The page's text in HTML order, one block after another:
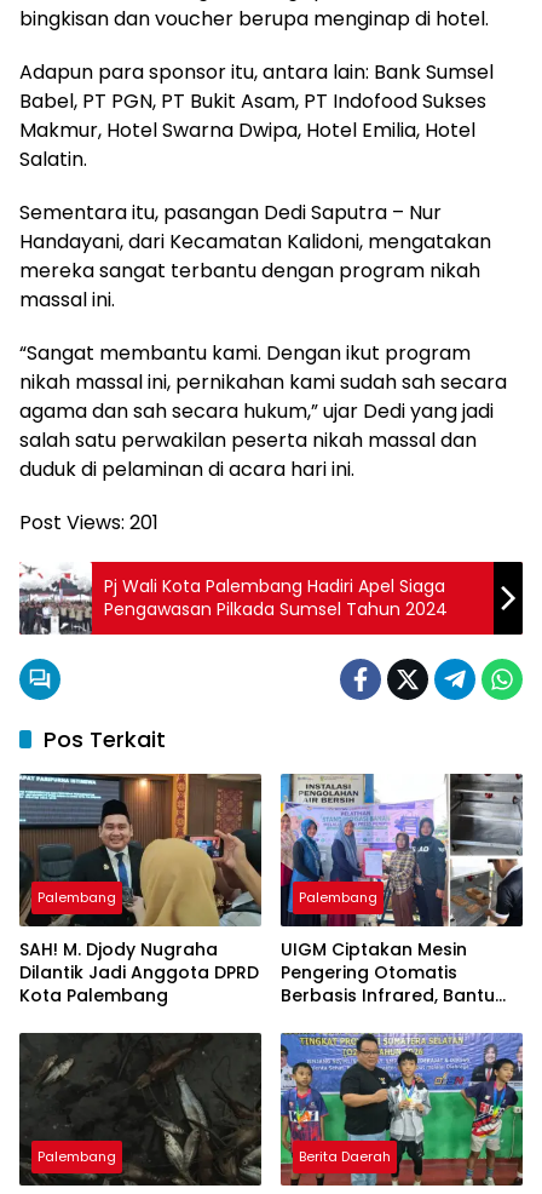
bingkisan dan voucher berupa menginap di hotel.
Adapun para sponsor itu, antara lain: Bank Sumsel
Babel, PT PGN, PT Bukit Asam, PT Indofood Sukses
Makmur, Hotel Swarna Dwipa, Hotel Emilia, Hotel
Salatin.
Sementara itu, pasangan Dedi Saputra – Nur
Handayani, dari Kecamatan Kalidoni, mengatakan
mereka sangat terbantu dengan program nikah
massal ini.
“Sangat membantu kami. Dengan ikut program
nikah massal ini, pernikahan kami sudah sah secara
agama dan sah secara hukum,” ujar Dedi yang jadi
salah satu perwakilan peserta nikah massal dan
duduk di pelaminan di acara hari ini.
Post Views: 201
Pj Wali Kota Palembang Hadiri Apel Siaga
Pengawasan Pilkada Sumsel Tahun 2024
Pos Terkait
Palembang
SAH! M. Djody Nugraha
Dilantik Jadi Anggota DPRD
Kota Palembang
Palembang
UIGM Ciptakan Mesin
Pengering Otomatis
Berbasis Infrared, Bantu
Pulau Kemaro
Palembang Berita Daerah